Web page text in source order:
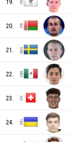
SWE
CHN
GBR
19.
20.
21.
22.
23.
24.